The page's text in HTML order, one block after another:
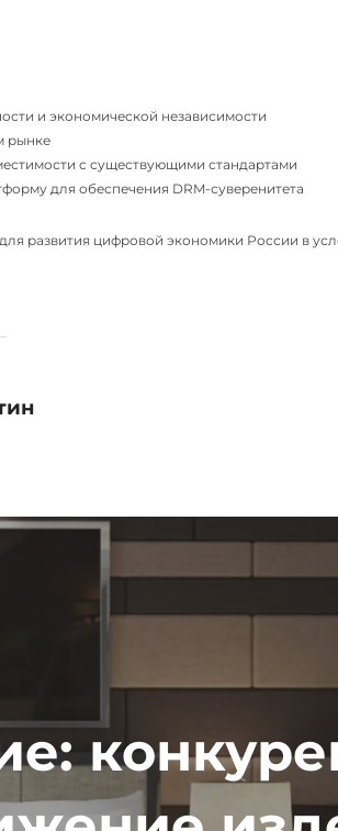
и экономической независимости
рынке
с существующими стандартами
для обеспечения DRM-суверенитета
развития цифровой экономики России в